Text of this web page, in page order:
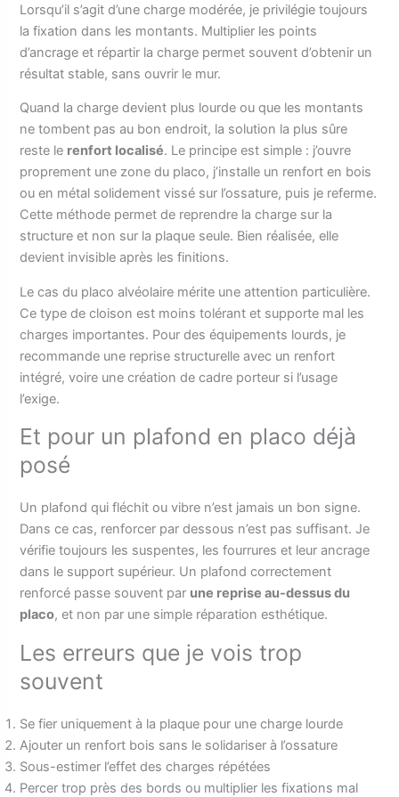
Lorsqu’il s’agit d’une charge modérée, je privilégie toujours
la fixation dans les montants. Multiplier les points
d’ancrage et répartir la charge permet souvent d’obtenir un
résultat stable, sans ouvrir le mur.
Quand la charge devient plus lourde ou que les montants
ne tombent pas au bon endroit, la solution la plus sûre
reste le renfort localisé. Le principe est simple : j’ouvre
proprement une zone du placo, j’installe un renfort en bois
ou en métal solidement vissé sur l’ossature, puis je referme.
Cette méthode permet de reprendre la charge sur la
structure et non sur la plaque seule. Bien réalisée, elle
devient invisible après les finitions.
Le cas du placo alvéolaire mérite une attention particulière.
Ce type de cloison est moins tolérant et supporte mal les
charges importantes. Pour des équipements lourds, je
recommande une reprise structurelle avec un renfort
intégré, voire une création de cadre porteur si l’usage
l’exige.
Et pour un plafond en placo déjà
posé
Un plafond qui fléchit ou vibre n’est jamais un bon signe.
Dans ce cas, renforcer par dessous n’est pas suffisant. Je
vérifie toujours les suspentes, les fourrures et leur ancrage
dans le support supérieur. Un plafond correctement
renforcé passe souvent par une reprise au-dessus du
placo, et non par une simple réparation esthétique.
Les erreurs que je vois trop
souvent
Se fier uniquement à la plaque pour une charge lourde
Ajouter un renfort bois sans le solidariser à l’ossature
Sous-estimer l’effet des charges répétées
Percer trop près des bords ou multiplier les fixations mal